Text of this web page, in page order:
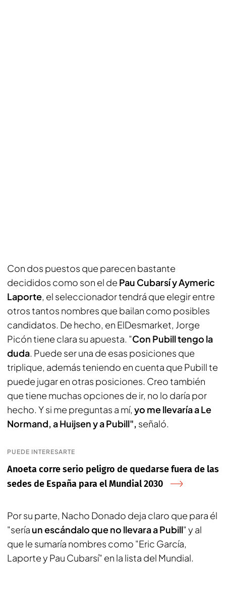
Con dos puestos que parecen bastante
decididos como son el de Pau Cubarsí y Aymeric
Laporte, el seleccionador tendrá que elegir entre
otros tantos nombres que bailan como posibles
candidatos. De hecho, en ElDesmarket, Jorge
Picón tiene clara su apuesta. "Con Pubill tengo la
duda. Puede ser una de esas posiciones que
triplique, además teniendo en cuenta que Pubill te
puede jugar en otras posiciones. Creo también
que tiene muchas opciones de ir, no lo daría por
hecho. Y si me preguntas a mí, yo me llevaría a Le
Normand, a Huijsen y a Pubill", señaló.
PUEDE INTERESARTE
Anoeta corre serio peligro de quedarse fuera de las
sedes de España para el Mundial 2030
Por su parte, Nacho Donado deja claro que para él
"sería un escándalo que no llevara a Pubill" y al
que le sumaría nombres como "Eric García,
Laporte y Pau Cubarsí" en la lista del Mundial.